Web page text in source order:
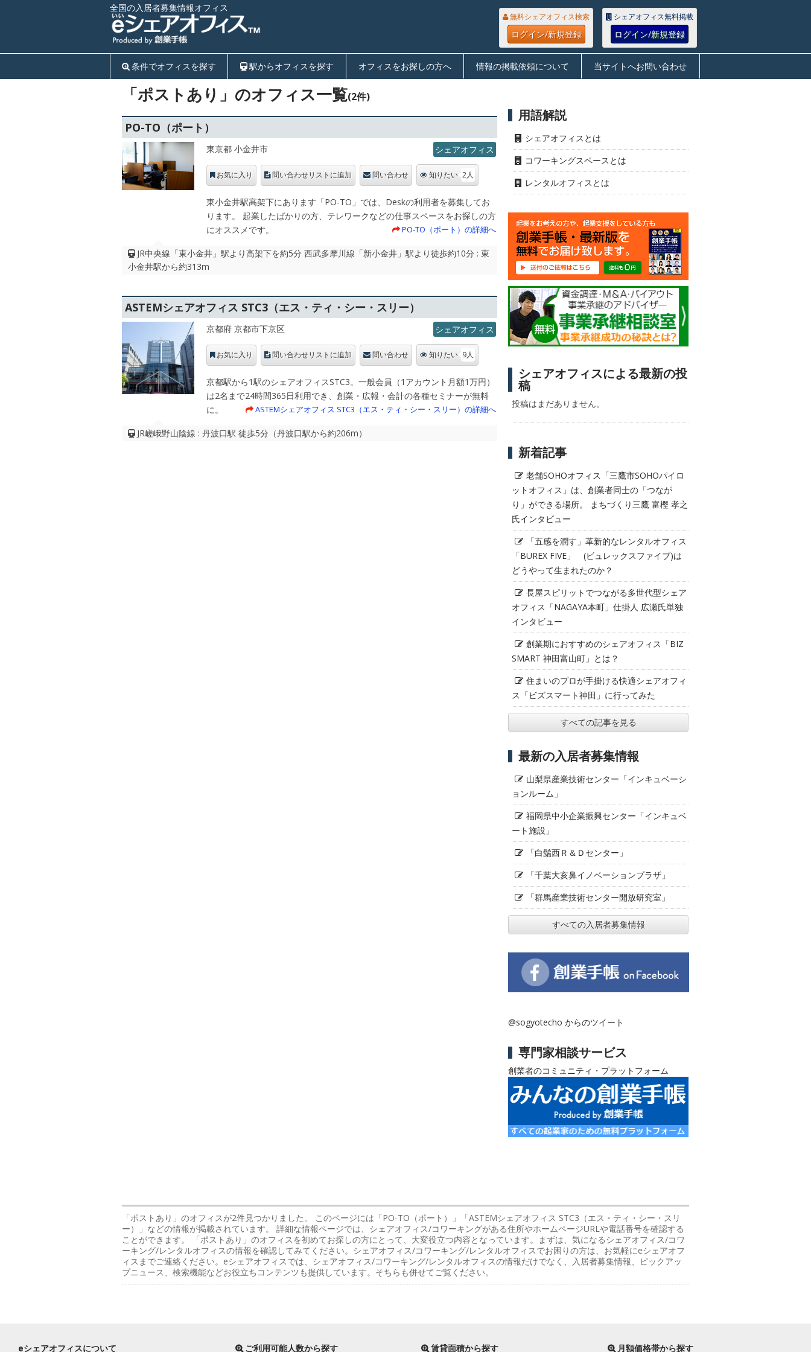
全国の入居者募集情報オフィス
無料シェアオフィス検索
ログイン/新規登録
シェアオフィス無料掲載
ログイン/新規登録
条件でオフィスを探す 駅からオフィスを探す オフィスをお探しの方へ 情報の掲載依頼について 当サイトへお問い合わせ
「ポストあり」のオフィス一覧(2件)
PO-TO（ポート）
東京都 小金井市 シェアオフィス
お気に入り 問い合わせリストに追加 問い合わせ 知りたい 2人
東小金井駅高架下にあります「PO-TO」では、Deskの利用者を募集してお
ります。 起業したばかりの方、テレワークなどの仕事スペースをお探しの方
にオススメです。
PO-TO（ポート）の詳細へ
JR中央線「東小金井」駅より高架下を約5分 西武多摩川線「新小金井」駅より徒歩約10分 : 東
小金井駅から約313m
ASTEMシェアオフィス STC3（エス・ティ・シー・スリー）
京都府 京都市下京区 シェアオフィス
お気に入り 問い合わせリストに追加 問い合わせ 知りたい 9人
京都駅から1駅のシェアオフィスSTC3。一般会員（1アカウント月額1万円）
は2名まで24時間365日利用でき、創業・広報・会計の各種セミナーが無料
に。
ASTEMシェアオフィス STC3（エス・ティ・シー・スリー）の詳細へ
JR嵯峨野山陰線 : 丹波口駅 徒歩5分（丹波口駅から約206m）
用語解説
シェアオフィスとは
コワーキングスペースとは
レンタルオフィスとは
シェアオフィスによる最新の投
稿
投稿はまだありません。
新着記事
老舗SOHOオフィス「三鷹市SOHOパイロ
ットオフィス」は、創業者同士の「つなが
り」ができる場所。 まちづくり三鷹 富樫 孝之
氏インタビュー
「五感を潤す」革新的なレンタルオフィス
「BUREX FIVE」 (ビュレックスファイブ)は
どうやって生まれたのか？
長屋スピリットでつながる多世代型シェア
オフィス「NAGAYA本町」仕掛人 広瀬氏単独
インタビュー
創業期におすすめのシェアオフィス「BIZ
SMART 神田富山町」とは？
住まいのプロが手掛ける快適シェアオフィ
ス「ビズスマート神田」に行ってみた
すべての記事を見る
最新の入居者募集情報
山梨県産業技術センター「インキュベーシ
ョンルーム」
福岡県中小企業振興センター「インキュベ
ート施設」
「白鬚西Ｒ＆Ｄセンター」
「千葉大亥鼻イノベーションプラザ」
「群馬産業技術センター開放研究室」
すべての入居者募集情報
@sogyotecho からのツイート
専門家相談サービス
創業者のコミュニティ・プラットフォーム
「ポストあり」のオフィスが2件見つかりました。 このページには「PO-TO（ポート）」「ASTEMシェアオフィス STC3（エス・ティ・シー・スリ
ー）」などの情報が掲載されています。 詳細な情報ページでは、シェアオフィス/コワーキングがある住所やホームページURLや電話番号を確認する
ことができます。 「ポストあり」のオフィスを初めてお探しの方にとって、大変役立つ内容となっています。まずは、気になるシェアオフィス/コワ
ーキング/レンタルオフィスの情報を確認してみてください。シェアオフィス/コワーキング/レンタルオフィスでお困りの方は、お気軽にeシェアオフ
ィスまでご連絡ください。eシェアオフィスでは、シェアオフィス/コワーキング/レンタルオフィスの情報だけでなく、入居者募集情報、ピックアッ
プニュース、検索機能などお役立ちコンテンツも提供しています。そちらも併せてご覧ください。
eシェアオフィスについて ご利用可能人数から探す 賃貸面積から探す 月額価格帯から探す